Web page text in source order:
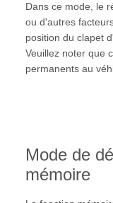
Dans ce mode, le
ou d'autres
position du clapet
Veuillez noter que
permanents au
Mode de
mémoire